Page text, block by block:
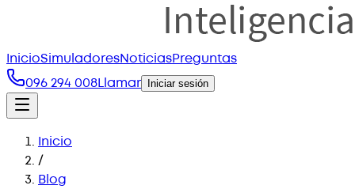
InicioSimuladoresNoticiasPreguntas
096 294 008Llamar Iniciar sesión
Inicio
/
Blog